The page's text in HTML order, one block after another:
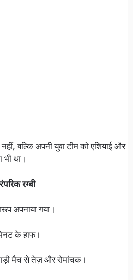
बल्कि अपनी युवा टीम को एशियाई और
भी था।
रग्बी
अपनाया गया।
के हाफ।
मैच से तेज़ और रोमांचक।